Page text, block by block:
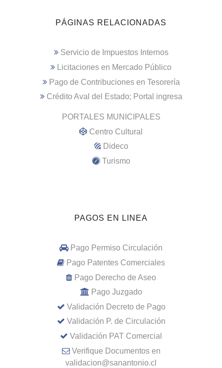
PÁGINAS RELACIONADAS
Servicio de Impuestos Internos
Licitaciones en Mercado Público
Pago de Contribuciones en Tesorería
Crédito Aval del Estado; Portal ingresa
PORTALES MUNICIPALES
Centro Cultural
Dideco
Turismo
PAGOS EN LINEA
Pago Permiso Circulación
Pago Patentes Comerciales
Pago Derecho de Aseo
Pago Juzgado
Validación Decreto de Pago
Validación P. de Circulación
Validación PAT Comercial
Verifique Documentos en
validacion@sanantonio.cl